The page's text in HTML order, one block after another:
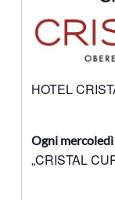
HOTEL
Ogni mercoledì
„CRISTAL